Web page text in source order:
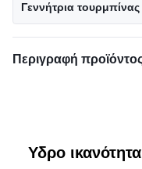
Γεννήτρια
Περιγραφή
Υδρο